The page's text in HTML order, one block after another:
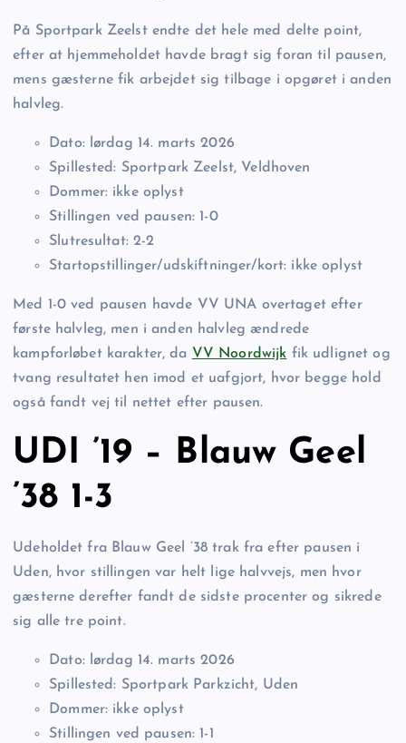
På Sportpark Zeelst endte det hele med delte point,
efter at hjemmeholdet havde bragt sig foran til pausen,
mens gæsterne fik arbejdet sig tilbage i opgøret i anden
halvleg.
Dato: lørdag 14. marts 2026
Spillested: Sportpark Zeelst, Veldhoven
Dommer: ikke oplyst
Stillingen ved pausen: 1-0
Slutresultat: 2-2
Startopstillinger/udskiftninger/kort: ikke oplyst
Med 1-0 ved pausen havde VV UNA overtaget efter
første halvleg, men i anden halvleg ændrede
kampforløbet karakter, da VV Noordwijk fik udlignet og
tvang resultatet hen imod et uafgjort, hvor begge hold
også fandt vej til nettet efter pausen.
UDI ’19 – Blauw Geel
’38 1-3
Udeholdet fra Blauw Geel ’38 trak fra efter pausen i
Uden, hvor stillingen var helt lige halvvejs, men hvor
gæsterne derefter fandt de sidste procenter og sikrede
sig alle tre point.
Dato: lørdag 14. marts 2026
Spillested: Sportpark Parkzicht, Uden
Dommer: ikke oplyst
Stillingen ved pausen: 1-1